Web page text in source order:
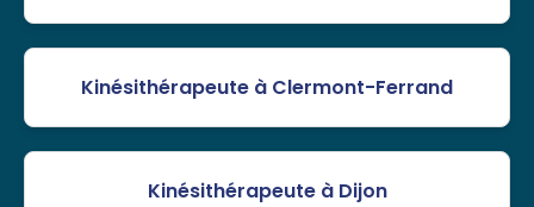
Kinésithérapeute à Clermont-Ferrand
Kinésithérapeute à Dijon